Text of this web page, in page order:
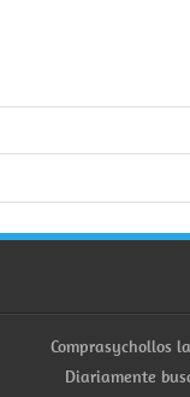
Comprasychollos
Diariamente